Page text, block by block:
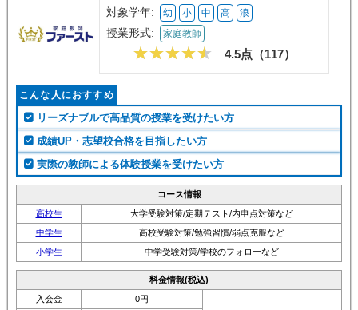
対象学年: 幼 小 中 高 浪
授業形式: 家庭教師
4.5点（117）
こんな人におすすめ
リーズナブルで高品質の授業を受けたい方
成績UP・志望校合格を目指したい方
実際の教師による体験授業を受けたい方
コース情報
高校生
大学受験対策/定期テスト/内申点対策など
中学生
高校受験対策/勉強習慣/弱点克服など
小学生
中学受験対策/学校のフォローなど
料金情報(税込)
入会金
0円